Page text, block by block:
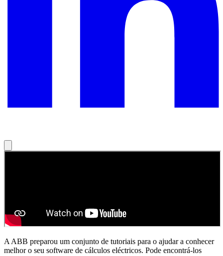
A ABB preparou um conjunto de tutoriais para o ajudar a conhecer
melhor o seu software de cálculos eléctricos. Pode encontrá-los